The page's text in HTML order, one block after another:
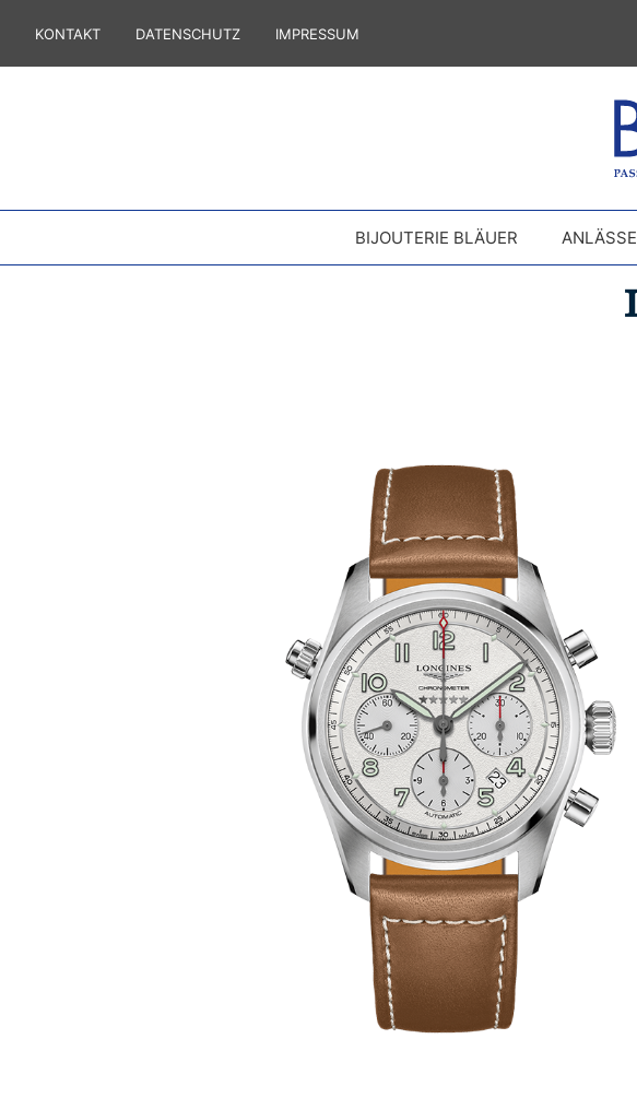
KONTAKT DATENSCHUTZ IMPRESSUM
BIJOUTERIE BLÄUER ANLÄSSE